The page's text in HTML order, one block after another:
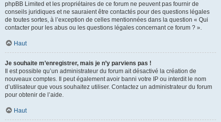
phpBB Limited et les propriétaires de ce forum ne peuvent pas fournir de
conseils juridiques et ne sauraient être contactés pour des questions légales
de toutes sortes, à l’exception de celles mentionnées dans la question « Qui
contacter pour les abus ou les questions légales concernant ce forum ? ».
Haut
Je souhaite m’enregistrer, mais je n’y parviens pas !
Il est possible qu’un administrateur du forum ait désactivé la création de
nouveaux comptes. Il peut également avoir banni votre IP ou interdit le nom
d’utilisateur que vous souhaitez utiliser. Contactez un administrateur du forum
pour obtenir de l’aide.
Haut